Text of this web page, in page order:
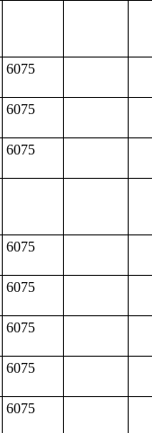
6075
6075
6075
6075
6075
6075
6075
6075